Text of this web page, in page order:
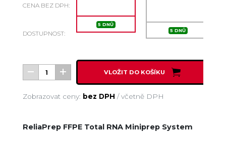
5 DNŮ
5 DNŮ
CENA BEZ DPH:
DOSTUPNOST:
VLOŽIT DO KOŠÍKU
Zobrazovat ceny: bez DPH /včetně DPH
ReliaPrep FFPE Total RNA Miniprep System